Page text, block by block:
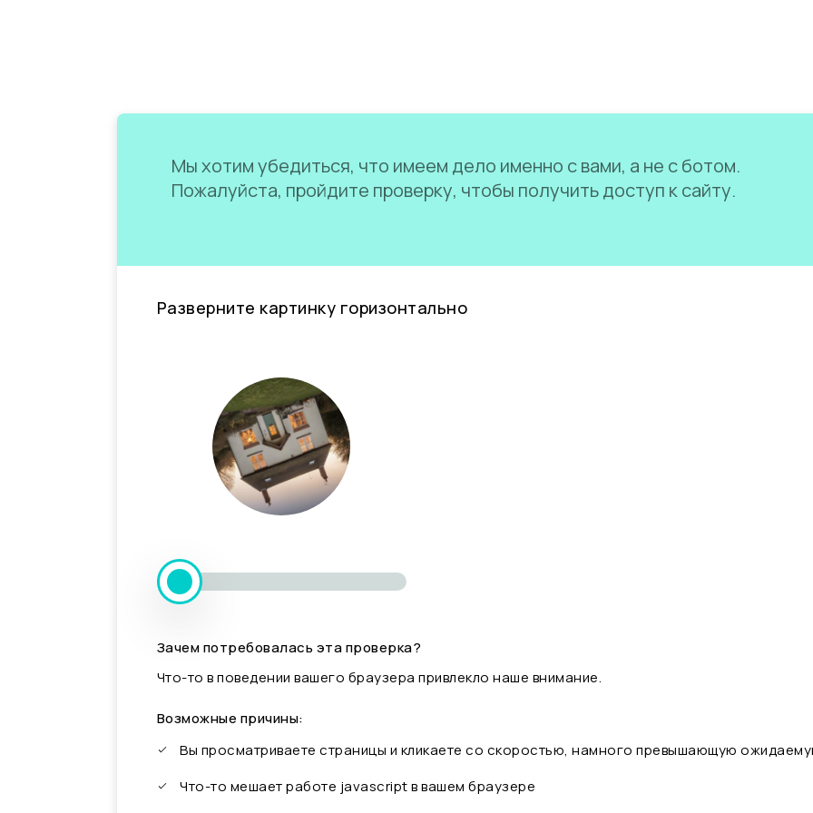
Мы хотим убедиться, что имеем дело именно с вами, а не с ботом.
Пожалуйста, пройдите проверку, чтобы получить доступ к сайту.
Разверните картинку горизонтально
Зачем потребовалась эта проверка?
Что-то в поведении вашего браузера привлекло наше внимание.
Возможные причины:
Вы просматриваете страницы и кликаете со скоростью, намного превышающую
Что-то мешает работе javascript в вашем браузере